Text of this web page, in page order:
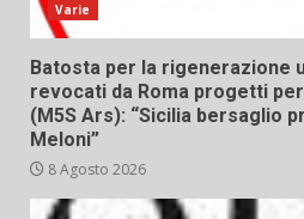
Varie
Batosta per la rigenerazione
revocati da Roma progetti
(M5S Ars): “Sicilia bersaglio
Meloni”
8 Agosto 2026